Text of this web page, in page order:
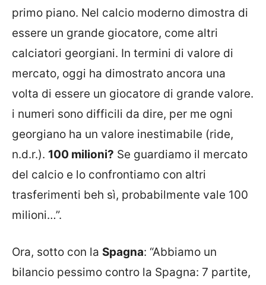
primo piano. Nel calcio moderno dimostra di
essere un grande giocatore, come altri
calciatori georgiani. In termini di valore di
mercato, oggi ha dimostrato ancora una
volta di essere un giocatore di grande valore.
i numeri sono difficili da dire, per me ogni
georgiano ha un valore inestimabile (ride,
n.d.r.). 100 milioni? Se guardiamo il mercato
del calcio e lo confrontiamo con altri
trasferimenti beh sì, probabilmente vale 100
milioni…”.
Ora, sotto con la Spagna: “Abbiamo un
bilancio pessimo contro la Spagna: 7 partite,